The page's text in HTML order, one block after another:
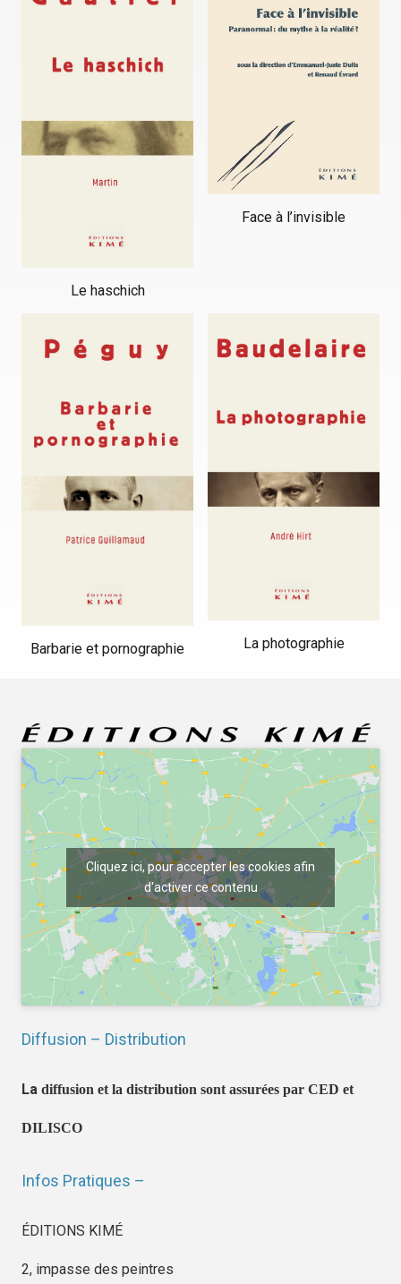
Le haschich
Face à l’invisible
Barbarie et pornographie La photographie
Cliquez ici, pour accepter les cookies afin
d'activer ce contenu
Diffusion – Distribution
La diffusion et la distribution sont assurées par CED et
DILISCO
Infos Pratiques –
ÉDITIONS KIMÉ
2, impasse des peintres